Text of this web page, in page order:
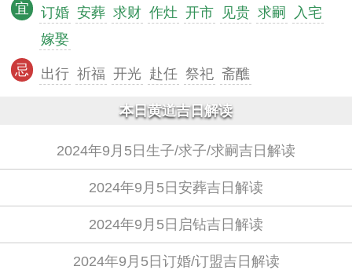
宜 订婚 安葬 求财 作灶 开市 见贵 求嗣
入宅
嫁娶
忌 出行 祈福 开光 赴任 祭祀 斋醮
本日黄道吉日解读
2024年9月5日生子/求子/求嗣吉日解读
2024年9月5日安葬吉日解读
2024年9月5日启钻吉日解读
2024年9月5日订婚/订盟吉日解读